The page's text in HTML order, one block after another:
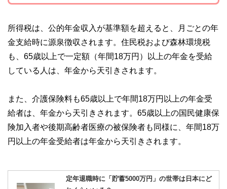
所得税は、公的年金収入が基準額を超えると、月ごとの年
金支給時に源泉徴収されます。住民税および森林環境税
も、65歳以上で一定額（年間18万円）以上の年金を受給
している人は、年金から天引きされます。
また、介護保険料も65歳以上で年間18万円以上の年金受
給者は、年金から天引きされます。65歳以上の国民健康保
険加入者や後期高齢者医療の被保険者も同様に、年間18万
円以上の年金受給者は年金から天引きされます。
定年退職時に「貯蓄5000万円」の世帯は日本にど